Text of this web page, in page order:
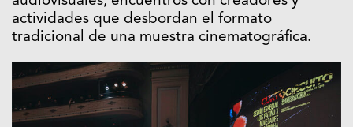
actividades que desbordan el formato
tradicional de una muestra cinematográfica.